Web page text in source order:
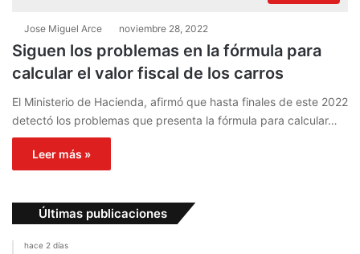
Jose Miguel Arce noviembre 28, 2022
Siguen los problemas en la fórmula para
calcular el valor fiscal de los carros
El Ministerio de Hacienda, afirmó que hasta finales de este 2022
detectó los problemas que presenta la fórmula para calcular…
Leer más »
Últimas publicaciones
hace 2 días